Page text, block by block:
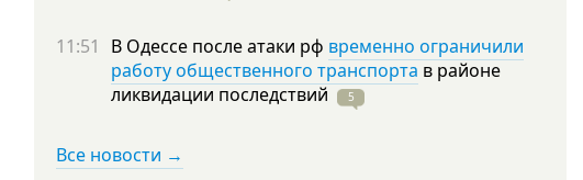
11:51 В Одессе после атаки рф временно ограничили
работу общественного транспорта в районе
ликвидации последствий 5
Все новости →